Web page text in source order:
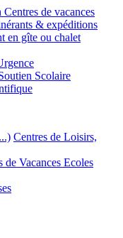
Centres de vacances
& expéditions
en gîte ou chalet
Scolaire
Centres de Loisirs,
de Vacances Ecoles